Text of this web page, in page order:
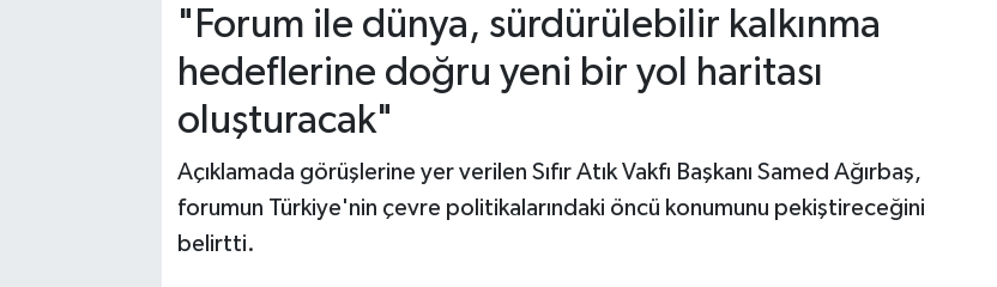
"Forum ile dünya, sürdürülebilir kalkınma
hedeflerine doğru yeni bir yol haritası
oluşturacak"
Açıklamada görüşlerine yer verilen Sıfır Atık Vakfı Başkanı Samed Ağırbaş,
forumun Türkiye'nin çevre politikalarındaki öncü konumunu pekiştireceğini
belirtti.